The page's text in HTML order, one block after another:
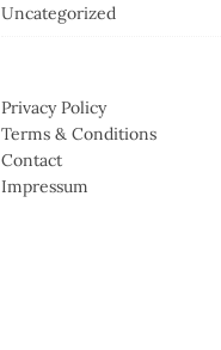
Uncategorized
Privacy Policy
Terms & Conditions
Contact
Impressum